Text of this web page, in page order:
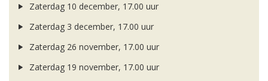
Zaterdag 10 december, 17.00 uur
Zaterdag 3 december, 17.00 uur
Zaterdag 26 november, 17.00 uur
Zaterdag 19 november, 17.00 uur